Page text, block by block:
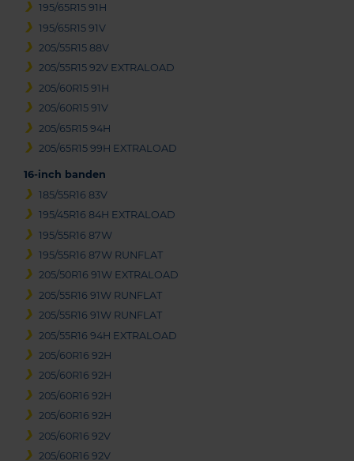
195/65R15 91H
195/65R15 91V
205/55R15 88V
205/55R15 92V EXTRALOAD
205/60R15 91H
205/60R15 91V
205/65R15 94H
205/65R15 99H EXTRALOAD
16-inch banden
185/55R16 83V
195/45R16 84H EXTRALOAD
195/55R16 87W
195/55R16 87W RUNFLAT
205/50R16 91W EXTRALOAD
205/55R16 91W RUNFLAT
205/55R16 91W RUNFLAT
205/55R16 94H EXTRALOAD
205/60R16 92H
205/60R16 92H
205/60R16 92H
205/60R16 92H
205/60R16 92V
205/60R16 92V